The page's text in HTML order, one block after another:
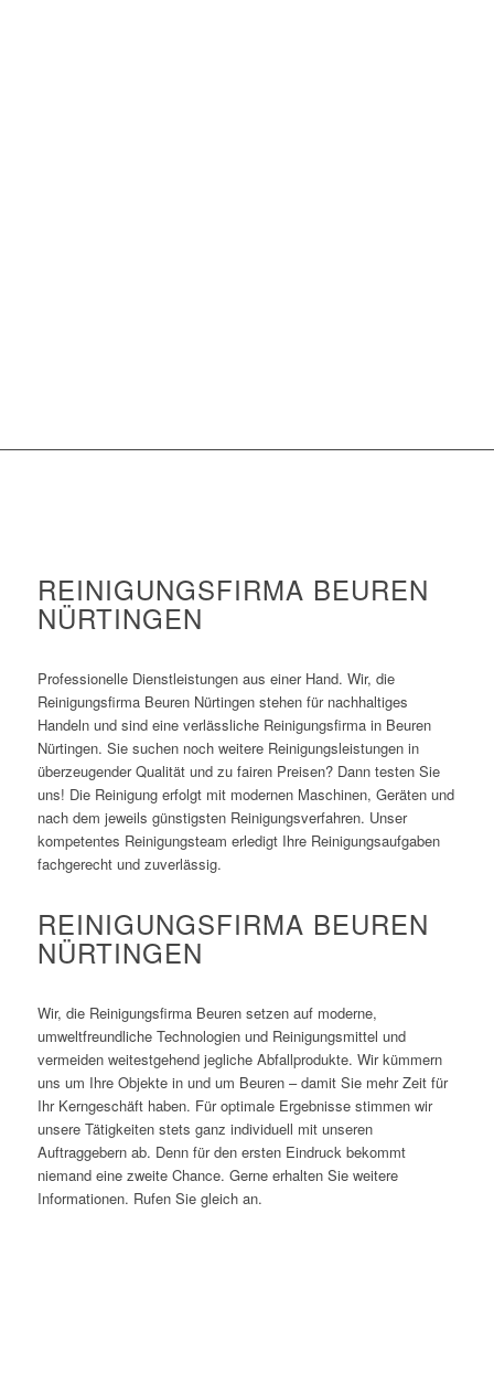
REINIGUNGSFIRMA BEUREN
NÜRTINGEN
Professionelle Dienstleistungen aus einer Hand. Wir, die
Reinigungsfirma BeurenNürtingen stehen für nachhaltiges
Handeln und sind eine verlässliche Reinigungsfirma in Beuren
Nürtingen. Sie suchen noch weitere Reinigungsleistungen in
überzeugender Qualität und zu fairen Preisen? Dann testen Sie
uns! Die Reinigung erfolgt mit modernen Maschinen, Geräten und
nach dem jeweils günstigsten Reinigungsverfahren. Unser
kompetentes Reinigungsteam erledigt Ihre Reinigungsaufgaben
fachgerecht und zuverlässig.
REINIGUNGSFIRMA BEUREN
NÜRTINGEN
Wir, die Reinigungsfirma Beurensetzen auf moderne,
umweltfreundliche Technologien und Reinigungsmittel und
vermeiden weitestgehend jegliche Abfallprodukte. Wir kümmern
uns um Ihre Objekte in und um Beuren– damit Sie mehr Zeit für
Ihr Kerngeschäft haben. Für optimale Ergebnisse stimmen wir
unsere Tätigkeiten stets ganz individuell mit unseren
Auftraggebern ab. Denn für den ersten Eindruck bekommt
niemand eine zweite Chance. Gerne erhalten Sie weitere
Informationen. Rufen Sie gleich an.